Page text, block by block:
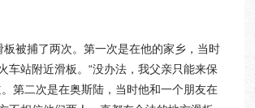
板被捕了两次。第一次是在他的家乡，当时
车站附近滑板。“没办法，我父亲只能来保
第二次是在奥斯陆，当时他和一个朋友在